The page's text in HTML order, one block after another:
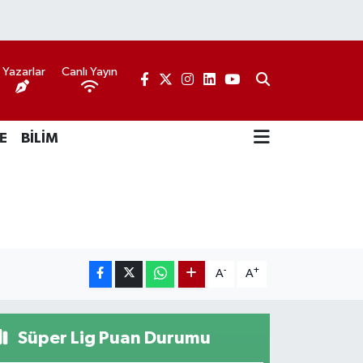
Yazarlar Canlı Yayın
BİLİM
A- A+
Süper Lig Puan Durumu